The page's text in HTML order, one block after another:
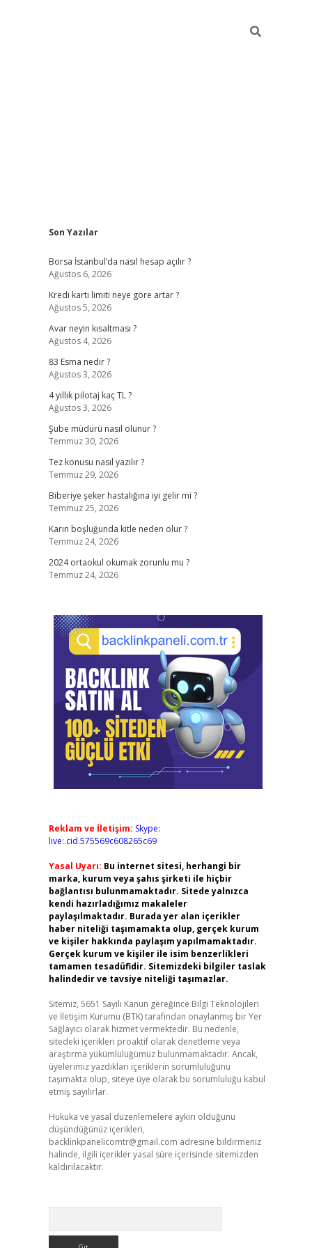
Sidebar
Son Yazılar
Borsa İstanbul’da nasıl hesap açılır ?
Ağustos 6, 2026
Kredi kartı limiti neye göre artar ?
Ağustos 5, 2026
Avar neyin kısaltması ?
Ağustos 4, 2026
83 Esma nedir ?
Ağustos 3, 2026
4 yıllık pilotaj kaç TL ?
Ağustos 3, 2026
Şube müdürü nasıl olunur ?
Temmuz 30, 2026
Tez konusu nasıl yazılır ?
Temmuz 29, 2026
Biberiye şeker hastalığına iyi gelir mi ?
Temmuz 25, 2026
Karın boşluğunda kitle neden olur ?
Temmuz 24, 2026
2024 ortaokul okumak zorunlu mu ?
Temmuz 24, 2026
Reklam ve İletişim: Skype:
live:.cid.575569c608265c69
Yasal Uyarı: Bu internet sitesi, herhangi bir
marka, kurum veya şahıs şirketi ile hiçbir
bağlantısı bulunmamaktadır. Sitede yalnızca
kendi hazırladığımız makaleler
paylaşılmaktadır. Burada yer alan içerikler
haber niteliği taşımamakta olup, gerçek kurum
ve kişiler hakkında paylaşım yapılmamaktadır.
Gerçek kurum ve kişiler ile isim benzerlikleri
tamamen tesadüfidir. Sitemizdeki bilgiler taslak
halindedir ve tavsiye niteliği taşımazlar.
Sitemiz, 5651 Sayılı Kanun gereğince Bilgi Teknolojileri
ve İletişim Kurumu (BTK) tarafından onaylanmış bir Yer
Sağlayıcı olarak hizmet vermektedir. Bu nedenle,
sitedeki içerikleri proaktif olarak denetleme veya
araştırma yükümlülüğümüz bulunmamaktadır. Ancak,
üyelerimiz yazdıkları içeriklerin sorumluluğunu
taşımakta olup, siteye üye olarak bu sorumluluğu kabul
etmiş sayılırlar.
Hukuka ve yasal düzenlemelere aykırı olduğunu
düşündüğünüz içerikleri,
backlinkpanelicomtr@gmail.com adresine bildirmeniz
halinde, ilgili içerikler yasal süre içerisinde sitemizden
kaldırılacaktır.